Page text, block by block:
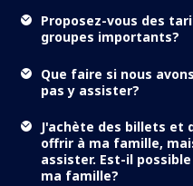
Proposez-vous des
groupes importants?
Que faire si nous
pas y assister?
J'achète des billets et
offrir à ma famille,
assister. Est-il
ma famille?